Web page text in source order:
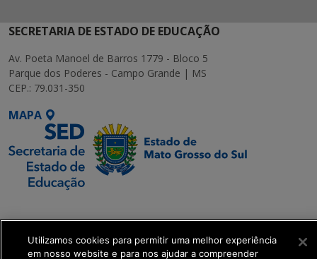
SECRETARIA DE ESTADO DE EDUCAÇÃO
Av. Poeta Manoel de Barros 1779 - Bloco 5
Parque dos Poderes - Campo Grande | MS
CEP.: 79.031-350
MAPA
Executiva de
Transformação Digital
Utilizamos cookies para permitir uma melhor experiência
em nosso website e para nos ajudar a compreender